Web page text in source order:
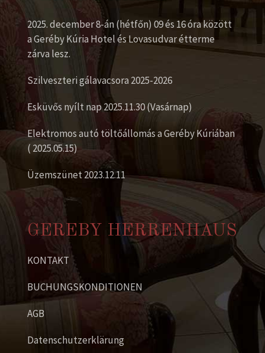
2025. december 8-án (hétfőn) 09 és 16 óra között
a Geréby Kúria Hotel és Lovasudvar étterme
zárva lesz.
Szilveszteri gálavacsora 2025-2026
Esküvős nyílt nap 2025.11.30 (Vasárnap)
Elektromos autó töltőállomás a Geréby Kúriában
( 2025.05.15)
Üzemszünet 2023.12.11
GEREBY HERRENHAUS
KONTAKT
BUCHUNGSKONDITIONEN
AGB
Datenschutzerklärung